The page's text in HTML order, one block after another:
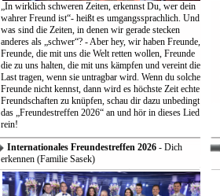
„In wirklich schweren Zeiten, erkennst Du, wer dein
wahrer Freund ist“- heißt es umgangssprachlich. Und
was sind die Zeiten, in denen wir gerade stecken
anderes als „schwer“? - Aber hey, wir haben Freunde,
Freunde, die mit uns die Welt retten wollen, Freunde
die zu uns halten, die mit uns kämpfen und vereint die
Last tragen, wenn sie untragbar wird. Wenn du solche
Freunde nicht kennst, dann wird es höchste Zeit echte
Freundschaften zu knüpfen, schau dir dazu unbedingt
das „Freundestreffen 2026“ an und hör in dieses Lied
rein!
Internationales Freundestreffen 2026- Dich
erkennen (Familie Sasek)